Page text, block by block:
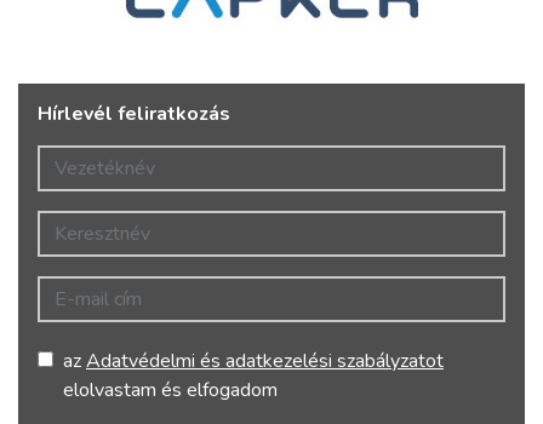
Hírlevél feliratkozás
Vezetéknév
Keresztnév
E-mail cím
azAdatvédelmi és adatkezelési szabályzatot
elolvastam és elfogadom